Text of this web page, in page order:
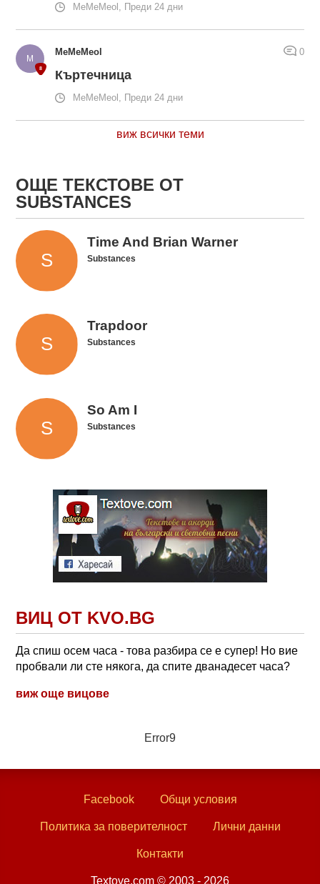
MeMeMeol, Преди 24 дни
MeMeMeol 0
Къртечница
MeMeMeol, Преди 24 дни
виж всички теми
ОЩЕ ТЕКСТОВЕ ОТ
SUBSTANCES
Time And Brian Warner
Substances
Trapdoor
Substances
So Am I
Substances
ВИЦ ОТ KVO.BG
Да спиш осем часа - това разбира се е супер! Но вие
пробвали ли сте някога, да спите дванадесет часа?
виж още вицове
Error9
Facebook Общи условия
Политика за поверителност Лични данни
Контакти
Textove.com © 2003 - 2026